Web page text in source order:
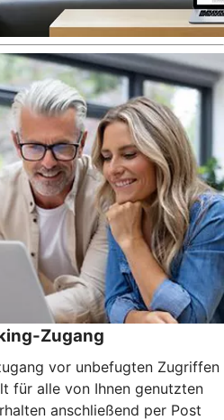
Zugang
vor unbefugten Zugriffen
für alle von Ihnen genutzten
anschließend per Post